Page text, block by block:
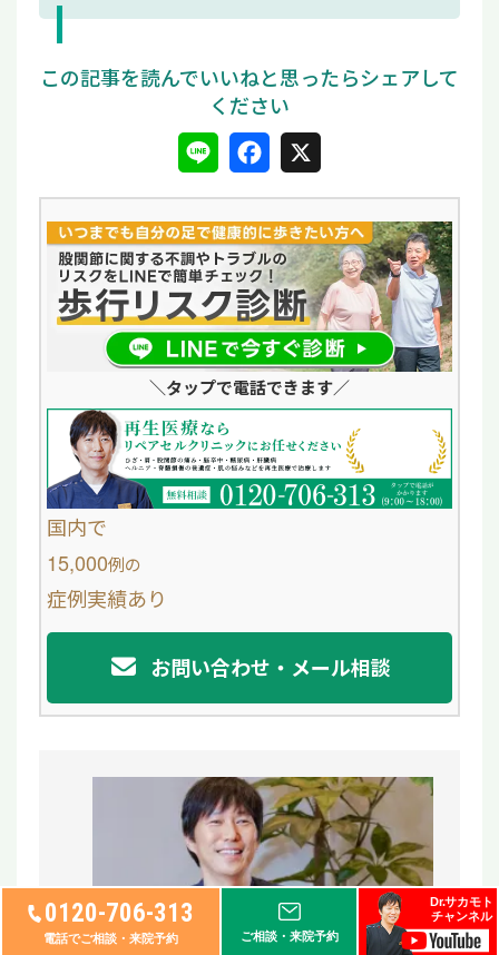
0120-706-313
電話でご相談・来院予約 ご相談・来院予約
Dr.サカモト
チャンネル
L
n
e
F
c
e
b
o
o
X
＼タップで電話できます／
国内で
15,000例の
症例実績あり
お問い合わせ・メール相談